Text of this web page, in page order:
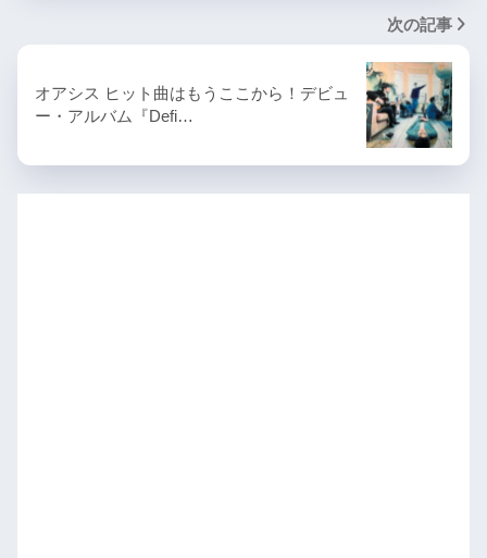
次の記事
オアシス ヒット曲はもうここから！デビュ
ー・アルバム『Defi…